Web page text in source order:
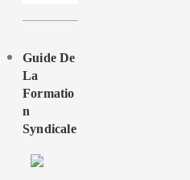
Guide De
La
Formatio
N
Syndicale